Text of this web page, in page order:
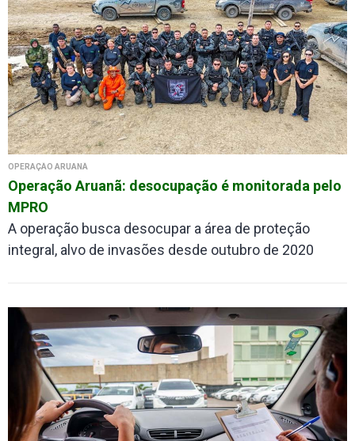
OPERAÇÃO ARUANÃ
Operação Aruanã: desocupação é monitorada pelo
MPRO
A operação busca desocupar a área de proteção
integral, alvo de invasões desde outubro de 2020